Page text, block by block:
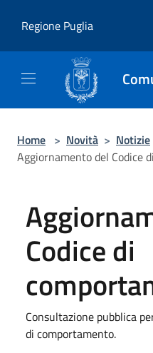
Regione Puglia
Home > Novità > Notizie
Aggiornamento del Codice
Codice di
Consultazione pubblica
di comportamento.